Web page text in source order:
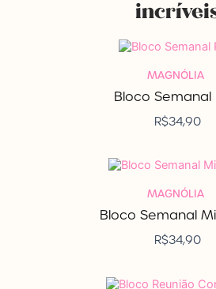
MAGNÓLIA
Bloco Semanal
R$34,90
MAGNÓLIA
Bloco Semanal
R$34,90